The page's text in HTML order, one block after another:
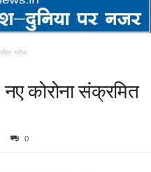
मरीज
कोरोना संक्रमित
0